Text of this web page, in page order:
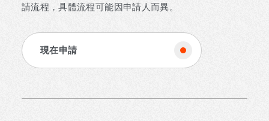
請流程，具體流程可能因申請人而異。
現在申請